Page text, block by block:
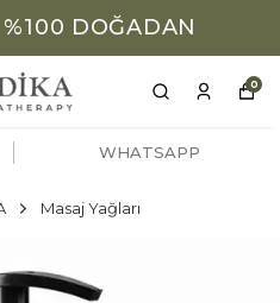
DOĞADAN
0
WHATSAPP
Masaj Yağları